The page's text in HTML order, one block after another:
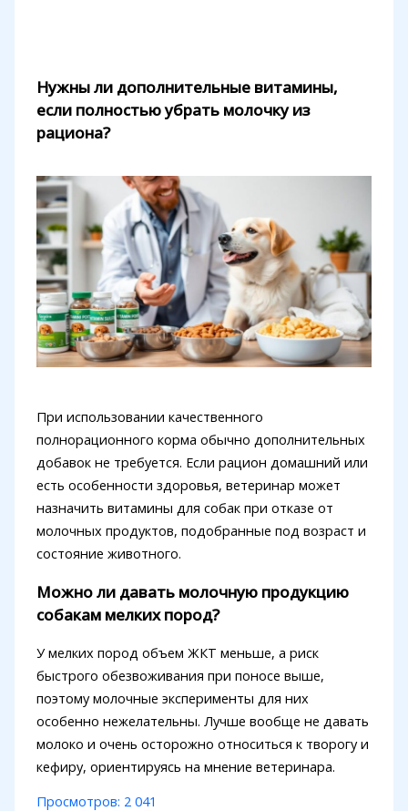
Нужны ли дополнительные витамины,
если полностью убрать молочку из
рациона?
При использовании качественного
полнорационного корма обычно дополнительных
добавок не требуется. Если рацион домашний или
есть особенности здоровья, ветеринар может
назначить витамины для собак при отказе от
молочных продуктов, подобранные под возраст и
состояние животного.
Можно ли давать молочную продукцию
собакам мелких пород?
У мелких пород объем ЖКТ меньше, а риск
быстрого обезвоживания при поносе выше,
поэтому молочные эксперименты для них
особенно нежелательны. Лучше вообще не давать
молоко и очень осторожно относиться к творогу и
кефиру, ориентируясь на мнение ветеринара.
Просмотров: 2 041